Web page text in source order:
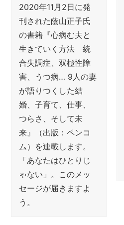
2020年11月2日に発
刊された蔭山正子氏
の書籍『心病む夫と
生きていく方法 統
合失調症、双極性障
害、うつ病… 9人の妻
が語りつくした結
婚、子育て、仕事、
つらさ、そして未
来』（出版：ペンコ
ム）を連載します。
「あなたはひとりじ
ゃない」。このメッ
セージが届きますよ
う。